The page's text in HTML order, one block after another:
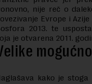
nije reč o
Evrope i
2013. te
je otvarena 2011.
kako je